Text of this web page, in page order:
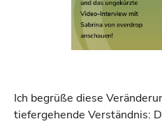
Ich begrüße diese
tiefergehende Verständnis: